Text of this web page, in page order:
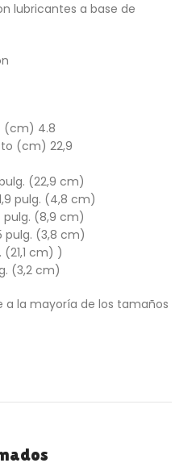
lubricantes a base de
(cm) 4.8
(cm) 22,9
(22,9 cm)
pulg. (4,8 cm)
pulg. (8,9 cm)
pulg. (3,8 cm)
cm) )
(3,2 cm)
a la mayoría de los tamaños